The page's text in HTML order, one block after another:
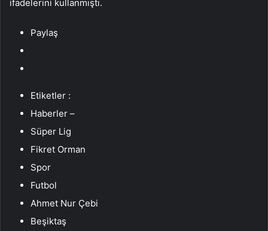
ifadelerini kullanmıştı.
Paylaş
Etiketler :
Haberler –
Süper Lig
Fikret Orman
Spor
Futbol
Ahmet Nur Çebi
Beşiktaş